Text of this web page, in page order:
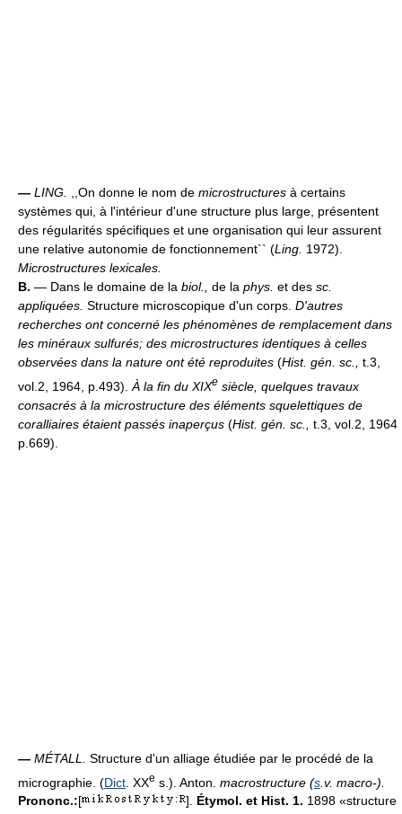
— LING. ,,On donne le nom de microstructures à certains
systèmes qui, à l'intérieur d'une structure plus large, présentent
des régularités spécifiques et une organisation qui leur assurent
une relative autonomie de fonctionnement`` (Ling. 1972).
Microstructures lexicales.
B. — Dans le domaine de la biol., de la phys. et des sc.
appliquées. Structure microscopique d'un corps. D'autres
recherches ont concerné les phénomènes de remplacement dans
les minéraux sulfurés; des microstructures identiques à celles
observées dans la nature ont été reproduites (Hist. gén. sc., t.3,
vol.2, 1964, p.493). À la fin du XIXe siècle, quelques travaux
consacrés à la microstructure des éléments squelettiques de
coralliaires étaient passés inaperçus (Hist. gén. sc., t.3, vol.2, 1964
p.669).
— MÉTALL. Structure d'un alliage étudiée par le procédé de la
micrographie. (Dict . XXe s.). Anton. macrostructure (s .v. macro-).
Prononc.:[ ]. Étymol. et Hist. 1. 1898 «structure